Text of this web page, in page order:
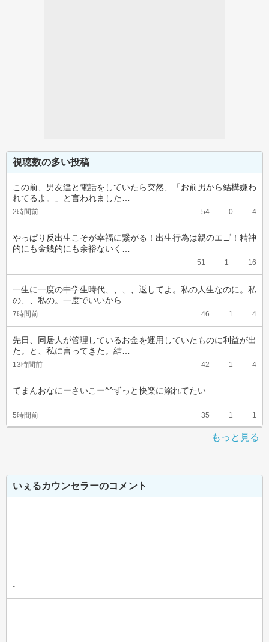
視聴数の多い投稿
この前、男友達と電話をしていたら突然、「お前男から結構嫌わ
れてるよ。」と言われました…
2時間前 54 0 4
やっぱり反出生こそが幸福に繋がる！出生行為は親のエゴ！精神
的にも金銭的にも余裕ないく…
51 1 16
一生に一度の中学生時代、、、、返してよ。私の人生なのに。私
の、、私の。一度でいいから…
7時間前 46 1 4
先日、同居人が管理しているお金を運用していたものに利益が出
た。と、私に言ってきた。結…
13時間前 42 1 4
てまんおなにーさいこー^^ずっと快楽に溺れてたい
5時間前 35 1 1
もっと見る
いぇるカウンセラーのコメント
-
-
-